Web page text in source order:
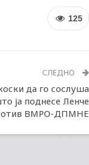
125
СЛЕДНО
да го сослуша
ја поднесе Ленче
ВМРО-ДПМНЕ